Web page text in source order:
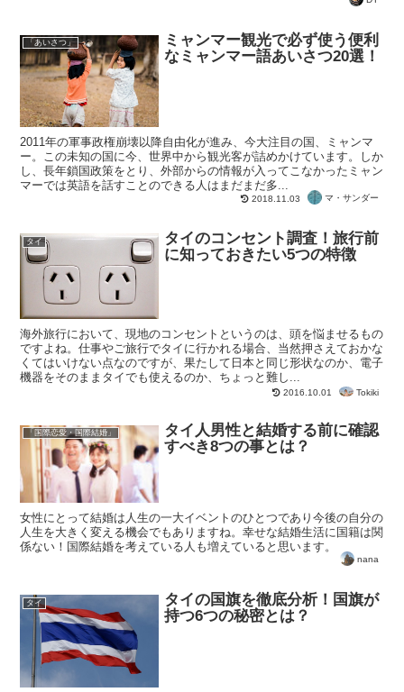
「あいさつ」
ミャンマー観光で必ず使う便利
なミャンマー語あいさつ20選！
2011年の軍事政権崩壊以降自由化が進み、今大注目の国、ミャンマ
ー。この未知の国に今、世界中から観光客が詰めかけています。しか
し、長年鎖国政策をとり、外部からの情報が入ってこなかったミャン
マーでは英語を話すことのできる人はまだまだ多...
2018.11.03 マ・サンダー
タイ
タイのコンセント調査！旅行前
に知っておきたい5つの特徴
海外旅行において、現地のコンセントというのは、頭を悩ませるもの
ですよね。仕事やご旅行でタイに行かれる場合、当然押さえておかな
くてはいけない点なのですが、果たして日本と同じ形状なのか、電子
機器をそのままタイでも使えるのか、ちょっと難し...
2016.10.01 Tokiki
「国際恋愛・国際結婚」
タイ人男性と結婚する前に確認
すべき8つの事とは？
女性にとって結婚は人生の一大イベントのひとつであり今後の自分の
人生を大きく変える機会でもありますね。幸せな結婚生活に国籍は関
係ない！国際結婚を考えている人も増えていると思います。
nana
タイ
タイの国旗を徹底分析！国旗が
持つ6つの秘密とは？